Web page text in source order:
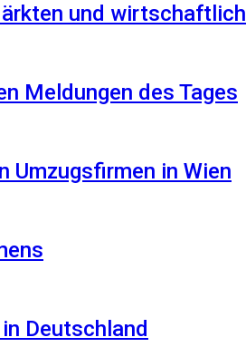
und
Meldungen des Tages
Umzugsfirmen in Wien
Deutschland